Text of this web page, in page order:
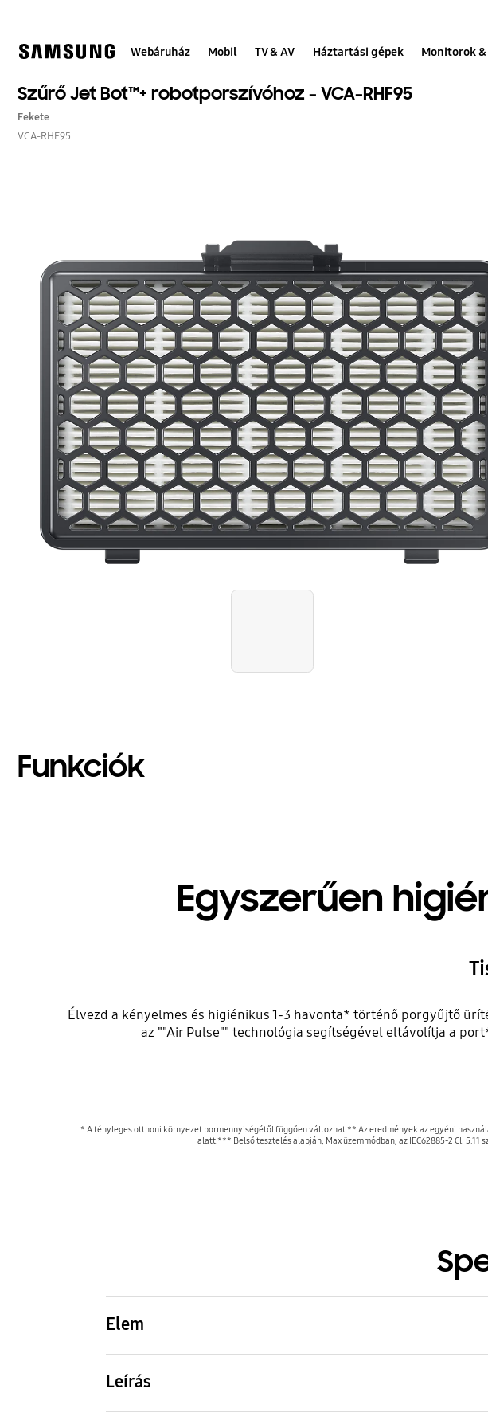
Webáruház Mobil TV & AV Háztartási gépek Monitorok
Szűrő Jet Bot™+ robotporszívóhoz - VCA-RHF95
Fekete
VCA-RHF95
Funkciók
Egyszerűen
Élvezd a kényelmes és higiénikus 1-3 havonta* történő porgyűjtő
az ""Air Pulse"" technológia segítségével eltávolítja a
* A tényleges otthoni környezet pormennyiségétől függően változhat.** Az eredmények az egyéni
alatt.*** Belső tesztelés alapján, Max üzemmódban, az IEC62885-2 Cl.
Elem
Leírás